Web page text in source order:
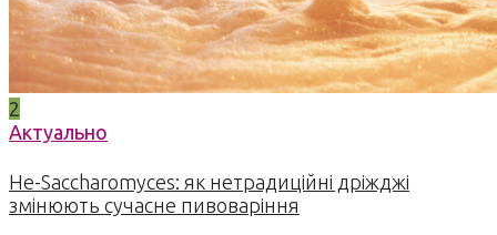
2
Актуально
Не-Saccharomyces: як нетрадиційні дріжджі
змінюють сучасне пивоваріння